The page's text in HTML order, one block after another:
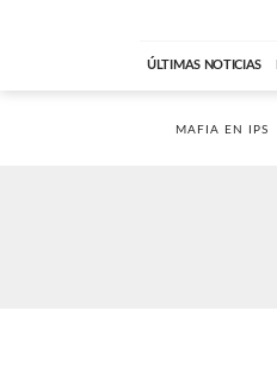
ÚLTIMAS NOTICIAS
MAFIA EN IPS